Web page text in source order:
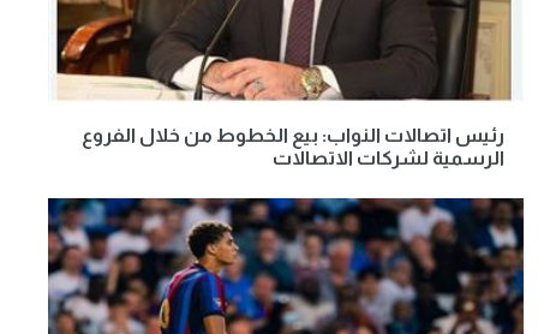
رئيس اتصالات النواب: بيع الخطوط من خلال الفروع
الرسمية لشركات الاتصالات